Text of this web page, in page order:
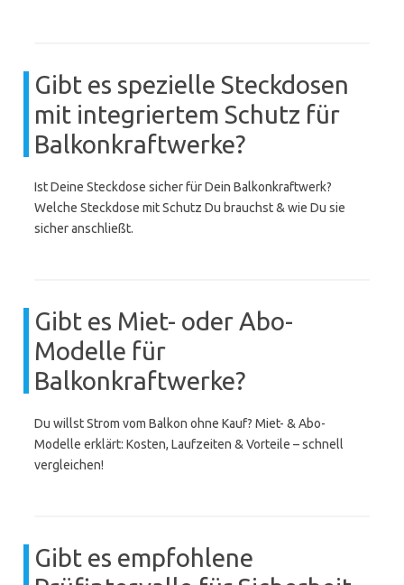
Gibt es spezielle Steckdosen
mit integriertem Schutz für
Balkonkraftwerke?
Ist Deine Steckdose sicher für Dein Balkonkraftwerk?
Welche Steckdose mit Schutz Du brauchst & wie Du sie
sicher anschließt.
Gibt es Miet- oder Abo-
Modelle für
Balkonkraftwerke?
Du willst Strom vom Balkon ohne Kauf? Miet- & Abo-
Modelle erklärt: Kosten, Laufzeiten & Vorteile – schnell
vergleichen!
Gibt es empfohlene